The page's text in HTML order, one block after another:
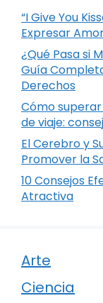
“I Give You
Expresar
¿Qué Pasa si
Guía
Derechos
Cómo
de viaje:
El Cerebro y
Promover la
10 Consejos
Atractiva
Arte
Ciencia